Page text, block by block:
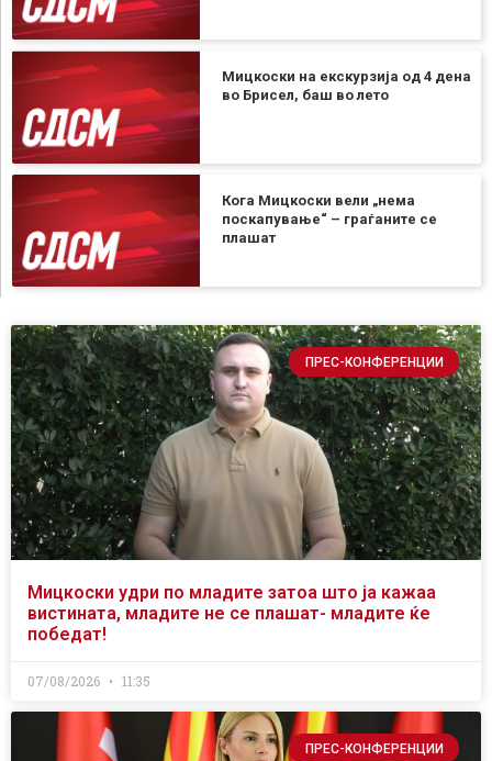
Мицкоски на екскурзија од 4 дена
во Брисел, баш во лето
Кога Мицкоски вели „нема
поскапување“ – граѓаните се
плашат
ПРЕС-КОНФЕРЕНЦИИ
Мицкоски удри по младите затоа што ја кажаа
вистината, младите не се плашат- младите ќе
победат!
07/08/2026 11:35
ПРЕС-КОНФЕРЕНЦИИ